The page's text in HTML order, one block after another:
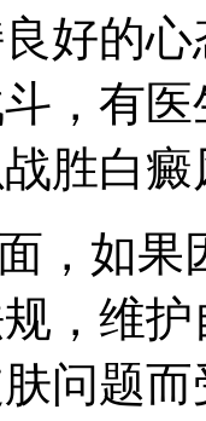
好的
，有
胜白癜
，如果
，维
问题